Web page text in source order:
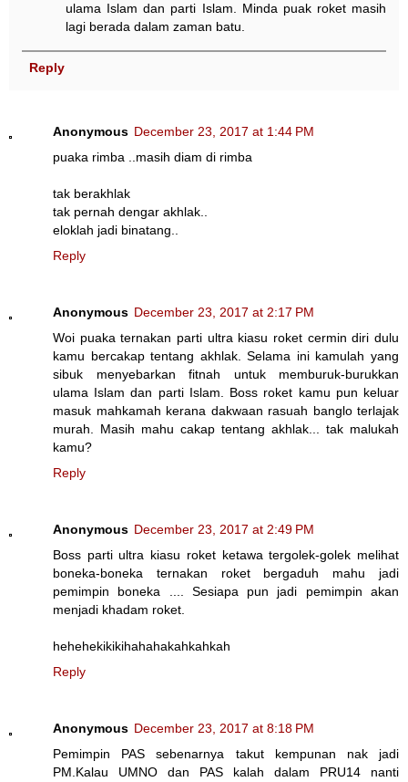
ulama Islam dan parti Islam. Minda puak roket masih
lagi berada dalam zaman batu.
Reply
Anonymous December 23, 2017 at 1:44 PM
puaka rimba ..masih diam di rimba
tak berakhlak
tak pernah dengar akhlak..
eloklah jadi binatang..
Reply
Anonymous December 23, 2017 at 2:17 PM
Woi puaka ternakan parti ultra kiasu roket cermin diri dulu
kamu bercakap tentang akhlak. Selama ini kamulah yang
sibuk menyebarkan fitnah untuk memburuk-burukkan
ulama Islam dan parti Islam. Boss roket kamu pun keluar
masuk mahkamah kerana dakwaan rasuah banglo terlajak
murah. Masih mahu cakap tentang akhlak... tak malukah
kamu?
Reply
Anonymous December 23, 2017 at 2:49 PM
Boss parti ultra kiasu roket ketawa tergolek-golek melihat
boneka-boneka ternakan roket bergaduh mahu jadi
pemimpin boneka .... Sesiapa pun jadi pemimpin akan
menjadi khadam roket.
hehehekikikihahahakahkahkah
Reply
Anonymous December 23, 2017 at 8:18 PM
Pemimpin PAS sebenarnya takut kempunan nak jadi
PM.Kalau UMNO dan PAS kalah dalam PRU14 nanti